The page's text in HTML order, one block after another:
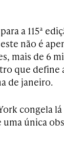
a 115ª
não é
mais de 6
que
de janeiro.
congela
única